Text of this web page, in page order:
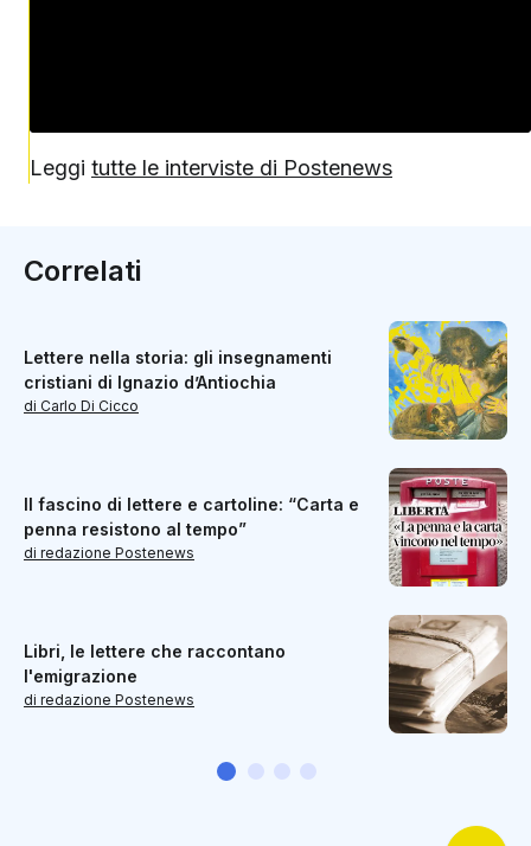
Leggi tutte le interviste di Postenews
Correlati
Lettere nella storia: gli insegnamenti
cristiani di Ignazio d’Antiochia
di Carlo Di Cicco
Il fascino di lettere e cartoline: “Carta e
penna resistono al tempo”
di redazione Postenews
Libri, le lettere che raccontano
l'emigrazione
di redazione Postenews